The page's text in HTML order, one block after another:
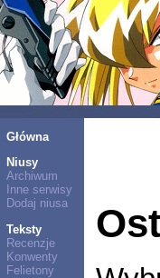
Główna
Niusy
Archiwum
Inne serwisy
Dodaj niusa
Teksty
Recenzje
Konwenty
Felietony